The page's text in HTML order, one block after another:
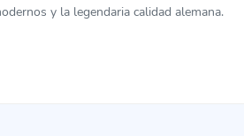
y la legendaria calidad alemana.